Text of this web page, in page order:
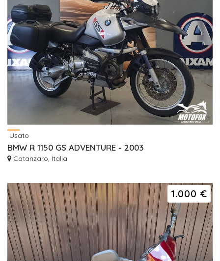
Usato
BMW R 1150 GS ADVENTURE - 2003
Catanzaro, Italia
1.000 €